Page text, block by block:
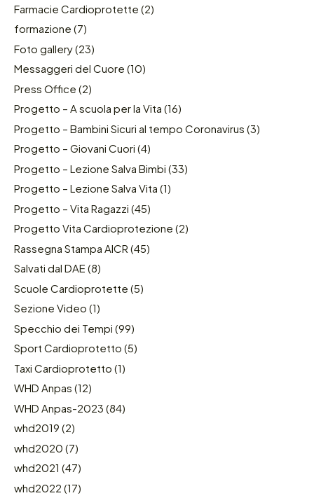
Farmacie Cardioprotette (2)
formazione (7)
Foto gallery(23)
Messaggeri del Cuore (10)
Press Office (2)
Progetto – A scuola per la Vita (16)
Progetto – Bambini Sicuri al tempo Coronavirus (3)
Progetto – Giovani Cuori (4)
Progetto – Lezione Salva Bimbi (33)
Progetto – Lezione Salva Vita (1)
Progetto – Vita Ragazzi (45)
Progetto Vita Cardioprotezione (2)
Rassegna Stampa AICR (45)
Salvati dal DAE (8)
Scuole Cardioprotette (5)
Sezione Video (1)
Specchio dei Tempi (99)
Sport Cardioprotetto (5)
Taxi Cardioprotetto (1)
WHD Anpas (12)
WHD Anpas-2023 (84)
whd2019 (2)
whd2020 (7)
whd2021 (47)
whd2022 (17)